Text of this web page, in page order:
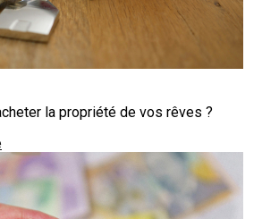
la propriété de vos rêves ?